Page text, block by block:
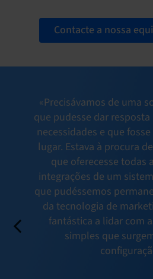
Contacte a nossa
«Precisávamos de uma
que pudesse dar
necessidades e que
lugar. Estava à procura
que oferecesse todas
integrações de um
que pudéssemos
da tecnologia de
fantástica a lidar com
simples que